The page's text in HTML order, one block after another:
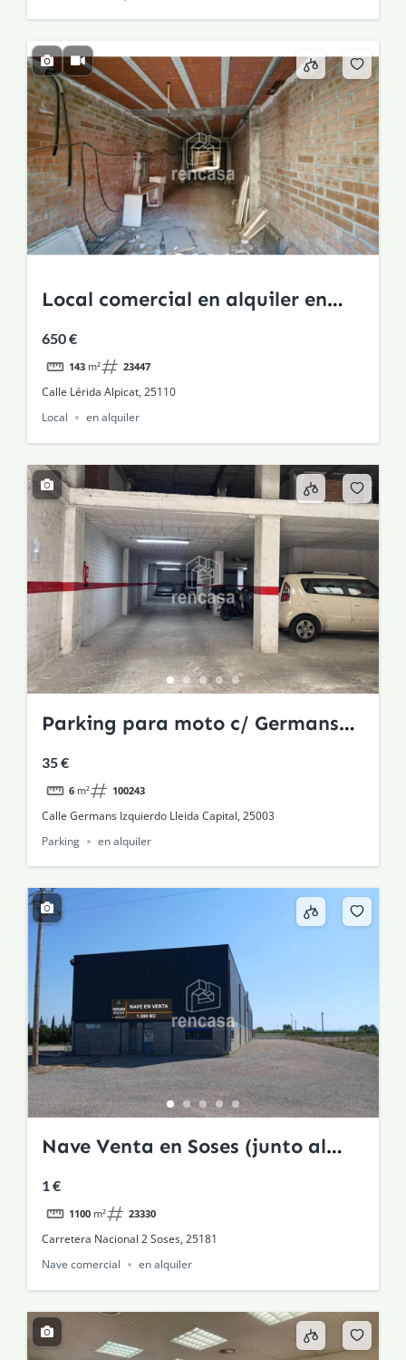
Local comercial en alquiler en
Alpicat
650 €
143 m² 23447
Calle Lérida Alpicat, 25110
Local
en alquiler
Parking para moto c/ Germans
Izquierdo
35 €
6 m² 100243
Calle Germans Izquierdo Lleida Capital, 25003
Parking
en alquiler
Nave Venta en Soses (junto al
parador de aragon y cataluña)
1 €
1100 m² 23330
Carretera Nacional 2 Soses, 25181
Nave comercial
en alquiler